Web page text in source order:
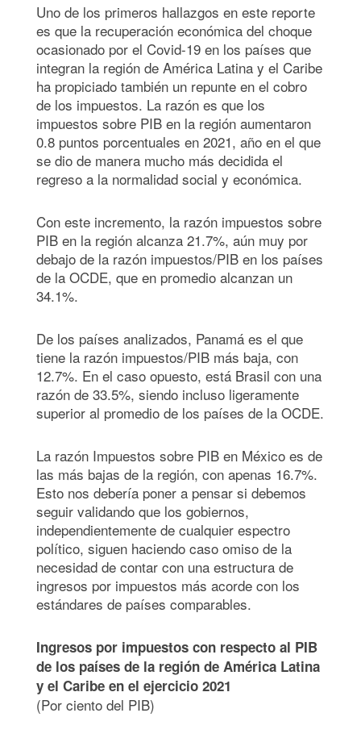
Uno de los primeros hallazgos en este reporte
es que la recuperación económica del choque
ocasionado por el Covid-19 en los países que
integran la región de América Latina y el Caribe
ha propiciado también un repunte en el cobro
de los impuestos. La razón es que los
impuestos sobre PIB en la región aumentaron
0.8 puntos porcentuales en 2021, año en el que
se dio de manera mucho más decidida el
regreso a la normalidad social y económica.
Con este incremento, la razón impuestos sobre
PIB en la región alcanza 21.7%, aún muy por
debajo de la razón impuestos/PIB en los países
de la OCDE, que en promedio alcanzan un
34.1%.
De los países analizados, Panamá es el que
tiene la razón impuestos/PIB más baja, con
12.7%. En el caso opuesto, está Brasil con una
razón de 33.5%, siendo incluso ligeramente
superior al promedio de los países de la OCDE.
La razón Impuestos sobre PIB en México es de
las más bajas de la región, con apenas 16.7%.
Esto nos debería poner a pensar si debemos
seguir validando que los gobiernos,
independientemente de cualquier espectro
político, siguen haciendo caso omiso de la
necesidad de contar con una estructura de
ingresos por impuestos más acorde con los
estándares de países comparables.
Ingresos por impuestos con respecto al PIB
de los países de la región de América Latina
y el Caribe en el ejercicio 2021
(Por ciento del PIB)